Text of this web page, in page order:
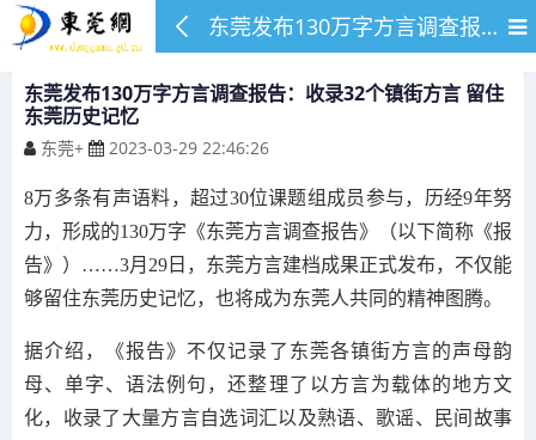
东莞发布130万字方言调查报告：收录32个镇街方言 留住东莞历史记忆
东莞发布130万字方言调查报告：收录32个镇街方言 留住
东莞历史记忆
东莞+ 2023-03-29 22:46:26
8万多条有声语料，超过30位课题组成员参与，历经9年努
力，形成的130万字《东莞方言调查报告》（以下简称《报
告》）……3月29日，东莞方言建档成果正式发布，不仅能
够留住东莞历史记忆，也将成为东莞人共同的精神图腾。
据介绍，《报告》不仅记录了东莞各镇街方言的声母韵
母、单字、语法例句，还整理了以方言为载体的地方文
化，收录了大量方言自选词汇以及熟语、歌谣、民间故事